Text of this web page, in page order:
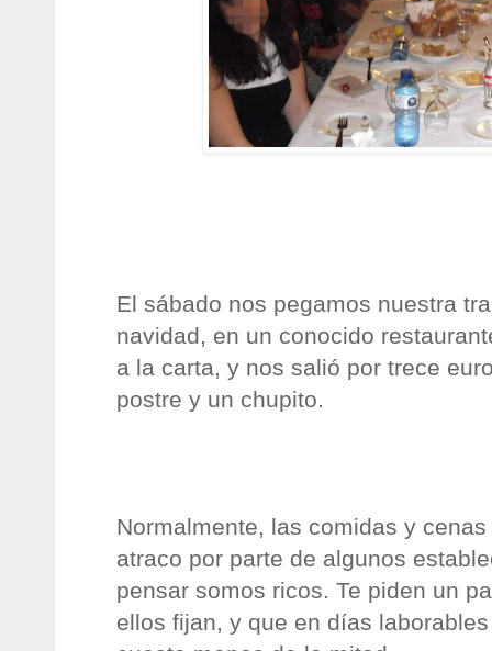
El sábado nos pegamos nuestra
navidad, en un conocido
a la carta, y nos salió por trece
postre y un chupito.
Normalmente, las comidas y
atraco por parte de algunos
pensar somos ricos. Te piden un
ellos fijan, y que en días